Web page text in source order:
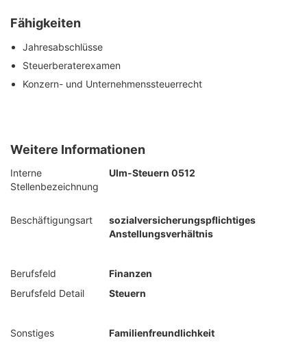
Fähigkeiten
Jahresabschlüsse
Steuerberaterexamen
Konzern- und Unternehmenssteuerrecht
Weitere Informationen
Interne
Stellenbezeichnung
Ulm-Steuern 0512
Beschäftigungsart
sozialversicherungspflichtiges
Anstellungsverhältnis
Berufsfeld
Finanzen
Berufsfeld Detail
Steuern
Sonstiges Familienfreundlichkeit